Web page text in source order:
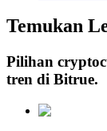
Layanan
Temukan
Pilihan
tren di Bitrue.